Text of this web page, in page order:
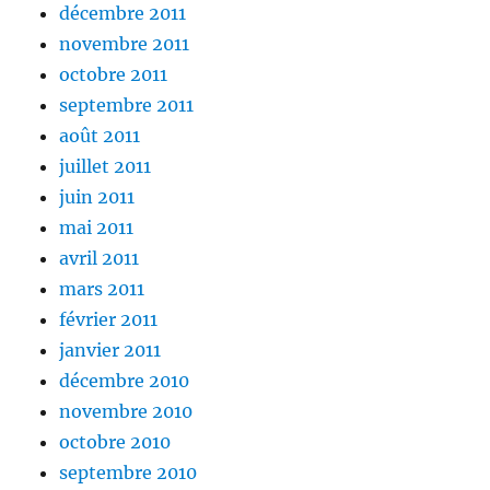
décembre 2011
novembre 2011
octobre 2011
septembre 2011
août 2011
juillet 2011
juin 2011
mai 2011
avril 2011
mars 2011
février 2011
janvier 2011
décembre 2010
novembre 2010
octobre 2010
septembre 2010